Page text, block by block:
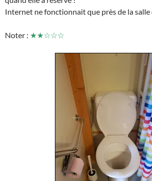
Internet ne fonctionnait que près de la salle
Noter : ★★☆☆☆